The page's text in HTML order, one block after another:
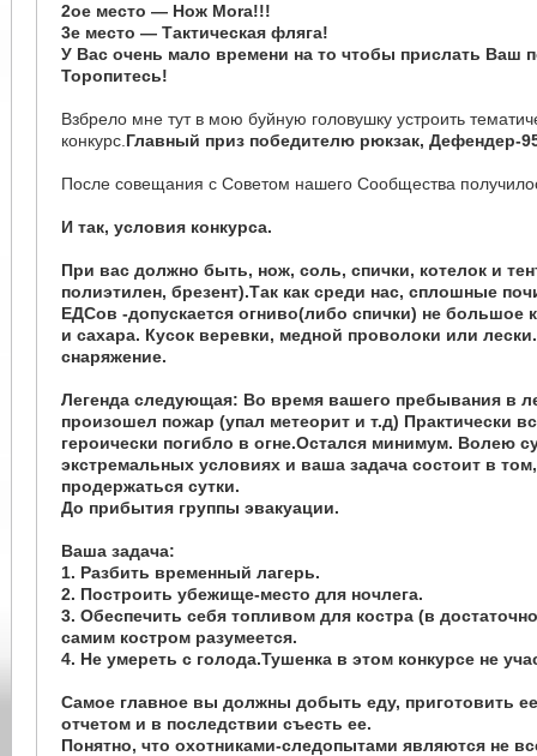
2ое место — Нож Mora!!!
3е место — Тактическая фляга!
У Вас очень мало времени на то чтобы прислать Ваш
Торопитесь!
Взбрело мне тут в мою буйную головушку устроить
конкурс. Главный приз победителю рюкзак, Дефендер-
После совещания с Советом нашего Сообщества
И так, условия конкурса.
При вас должно быть, нож, соль, спички, котелок и
полиэтилен, брезент).Так как среди нас, сплошные
ЕДСов -допускается огниво(либо спички) не большое
и сахара. Кусок веревки, медной проволоки или
снаряжение.
Легенда следующая: Во время вашего пребывания в
произошел пожар (упал метеорит и т.д) Практически
героически погибло в огне.Остался минимум. Волею
экстремальных условиях и ваша задача состоит в
продержаться сутки.
До прибытия группы эвакуации.
Ваша задача:
1. Разбить временный лагерь.
2. Построить убежище-место для ночлега.
3. Обеспечить себя топливом для костра (в
самим костром разумеется.
4. Не умереть с голода.Тушенка в этом конкурсе не
Самое главное вы должны добыть еду, приготовить
отчетом и в последствии съесть ее.
Понятно, что охотниками-следопытами являются не